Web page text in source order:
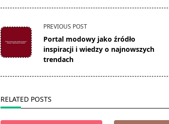
<span
class="nav-
subtitle
screen-
PREVIOUS POST
Portal modowy jako źródło
inspiracji i wiedzy o najnowszych
trendach
RELATED POSTS